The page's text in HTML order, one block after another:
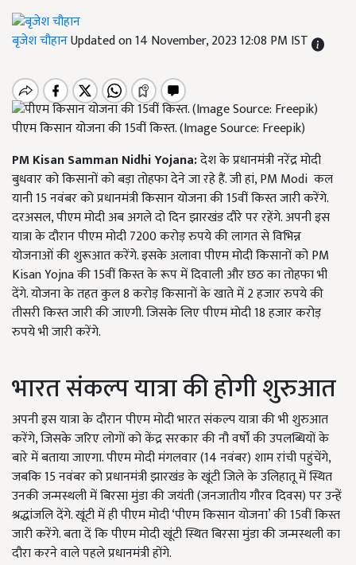
बृजेश चौहानUpdated on 14 November, 2023 12:08 PM IST
पीएम किसान योजना की 15वीं किस्त. (Image Source: Freepik)
PM Kisan Samman Nidhi Yojana:देश के प्रधानमंत्री नरेंद्र मोदी
बुधवार को किसानों को बड़ा तोहफा देने जा रहे हैं. जी हां, PM Modi कल
यानी 15 नवंबर को प्रधानमंत्री किसान योजना की 15वीं किस्त जारी करेंगे.
दरअसल, पीएम मोदी अब अगले दो दिन झारखंड दौरे पर रहेंगे. अपनी इस
यात्रा के दौरान पीएम मोदी 7200 करोड़ रुपये की लागत से विभिन्न
योजनाओं की शुरूआत करेंगे. इसके अलावा पीएम मोदी किसानों को PM
Kisan Yojna की 15वीं किस्त के रूप में दिवाली और छठ का तोहफा भी
देंगे. योजना के तहत कुल 8 करोड़ किसानों के खाते में 2 हजार रुपये की
तीसरी किस्त जारी की जाएगी. जिसके लिए पीएम मोदी 18 हजार करोड़
रुपये भी जारी करेंगे.
भारत संकल्प यात्रा की होगी शुरुआत
अपनी इस यात्रा के दौरान पीएम मोदी भारत संकल्प यात्रा की भी शुरुआत
करेंगे, जिसके जरिए लोगों को केंद्र सरकार की नौ वर्षों की उपलब्धियों के
बारे में बताया जाएगा. पीएम मोदी मंगलवार (14 नवंबर) शाम रांची पहुंचेंगे,
जबकि 15 नवंबर को प्रधानमंत्री झारखंड के खूंटी जिले के उलिहातू में स्थित
उनकी जन्मस्थली में बिरसा मुंडा की जयंती (जनजातीय गौरव दिवस) पर उन्हें
श्रद्धांजलि देंगे. खूंटी में ही पीएम मोदी ‘पीएम किसान योजना’ की 15वीं किस्त
जारी करेंगे. बता दें कि पीएम मोदी खूंटी स्थित बिरसा मुंडा की जन्मस्थली का
दौरा करने वाले पहले प्रधानमंत्री होंगे.